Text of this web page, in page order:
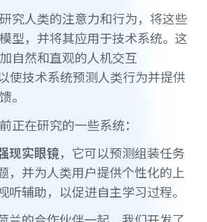
究人类的注意力和行为，将这些
型，并将其应用于技术系统。这
自然和直观的人机交互
使技术系统预测人类行为并提供
。
正在研究的一些系统：
现实眼镜，它可以预测组装任务
，并为人类用户提供个性化的上
听辅助，以促进自主学习过程。